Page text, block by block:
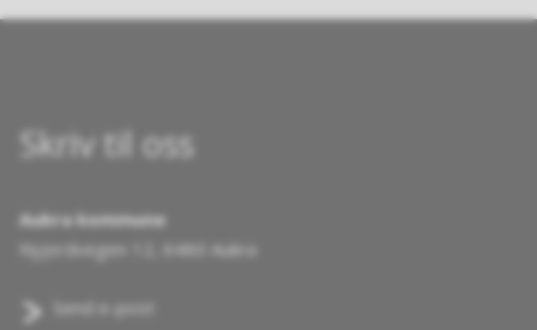
Skriv til oss
Aukra kommune
Nyjordvegen 12, 6480 Aukra
Send e-post